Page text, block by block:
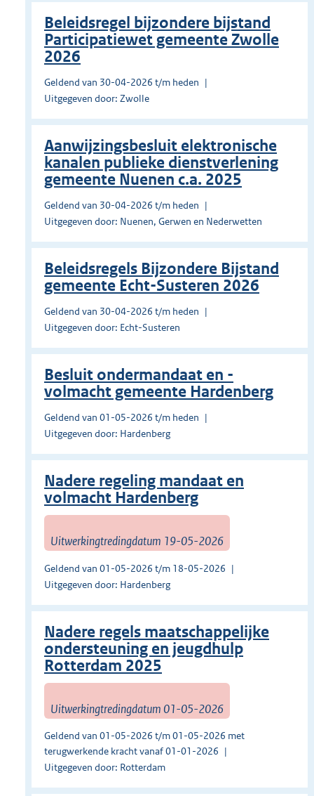
Beleidsregel bijzondere bijstand
Participatiewet gemeente Zwolle
2026
Geldend van 30-04-2026 t/m heden
Uitgegeven door: Zwolle
Aanwijzingsbesluit elektronische
kanalen publieke dienstverlening
gemeente Nuenen c.a. 2025
Geldend van 30-04-2026 t/m heden
Uitgegeven door: Nuenen, Gerwen en Nederwetten
Beleidsregels Bijzondere Bijstand
gemeente Echt-Susteren 2026
Geldend van 30-04-2026 t/m heden
Uitgegeven door: Echt-Susteren
Besluit ondermandaat en -
volmacht gemeente Hardenberg
Geldend van 01-05-2026 t/m heden
Uitgegeven door: Hardenberg
Nadere regeling mandaat en
volmacht Hardenberg
Uitwerkingtredingdatum 19-05-2026
Geldend van 01-05-2026 t/m 18-05-2026
Uitgegeven door: Hardenberg
Nadere regels maatschappelijke
ondersteuning en jeugdhulp
Rotterdam 2025
Uitwerkingtredingdatum 01-05-2026
Geldend van 01-05-2026 t/m 01-05-2026 met
terugwerkende kracht vanaf 01-01-2026
Uitgegeven door: Rotterdam